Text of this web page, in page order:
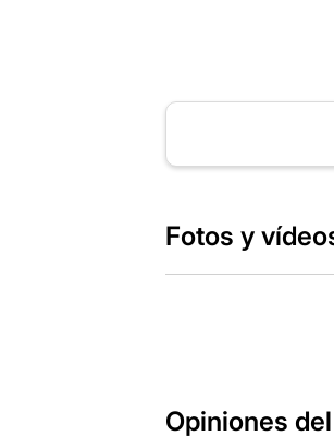
Fotos y
Opiniones